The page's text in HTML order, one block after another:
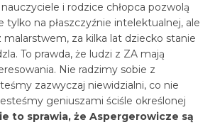
i rodzice chłopca pozwolą
tylko na płaszczyźnie intelektualnej, ale
malarstwem, za kilka lat dziecko stanie
To prawda, że ludzi z ZA mają
Nie radzimy sobie z
zazwyczaj niewidzialni, co nie
geniuszami ściśle określonej
to sprawia, że Aspergerowicze są